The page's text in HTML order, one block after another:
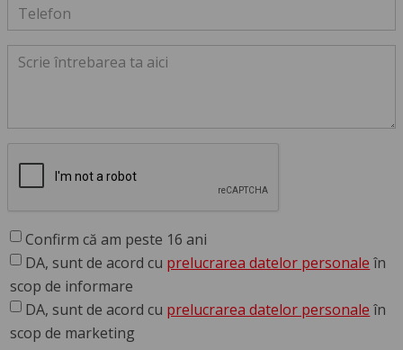
Confirm că am peste 16 ani
DA, sunt de acord cu prelucrarea datelor personale în
scop de informare
DA, sunt de acord cu prelucrarea datelor personale în
scop de marketing